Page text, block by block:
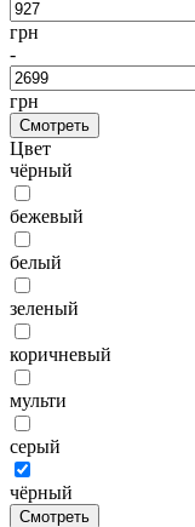
грн
-
грн
Смотреть
Цвет
чёрный
бежевый
белый
зеленый
коричневый
мульти
серый
чёрный
Смотреть